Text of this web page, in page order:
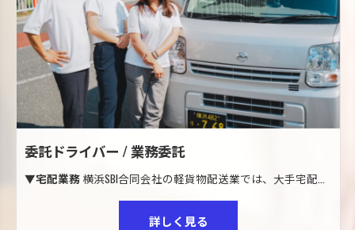
委託ドライバー / 業務委託
▼宅配業務 横浜SBI合同会社の軽貨物配送業では、大手宅配会社と業務提携をしております。
詳しく見る